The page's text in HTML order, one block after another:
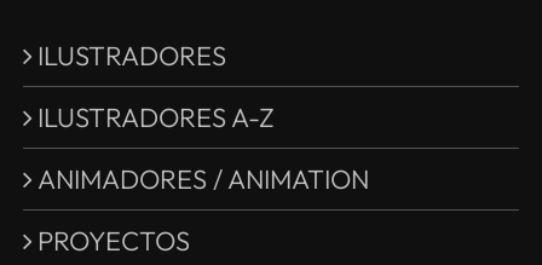
ILUSTRADORES
ILUSTRADORES A-Z
ANIMADORES / ANIMATION
PROYECTOS